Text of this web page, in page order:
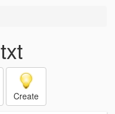
Create